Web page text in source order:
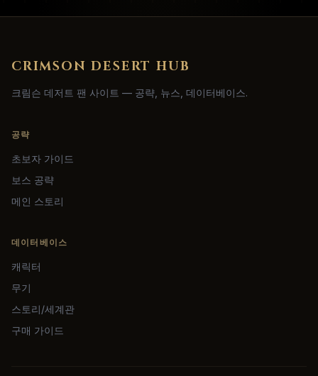
CRIMSON DESERT HUB
크림슨 데저트 팬 사이트 — 공략, 뉴스, 데이터베이스.
공략
초보자 가이드
보스 공략
메인 스토리
데이터베이스
캐릭터
무기
스토리/세계관
구매 가이드